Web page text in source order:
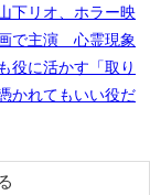
下リオ、ホラー映
で主演 心霊現象
も役に活かす「取り
かれてもいい役だ